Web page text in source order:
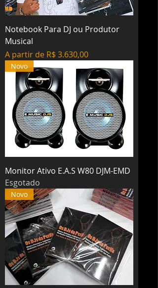
Notebook Para DJ ou Produtor
Musical
A partir de R$ 3.630,00
Preço promocional
Novo
Monitor Ativo E.A.S W80 DJM-EMD
Esgotado
Novo